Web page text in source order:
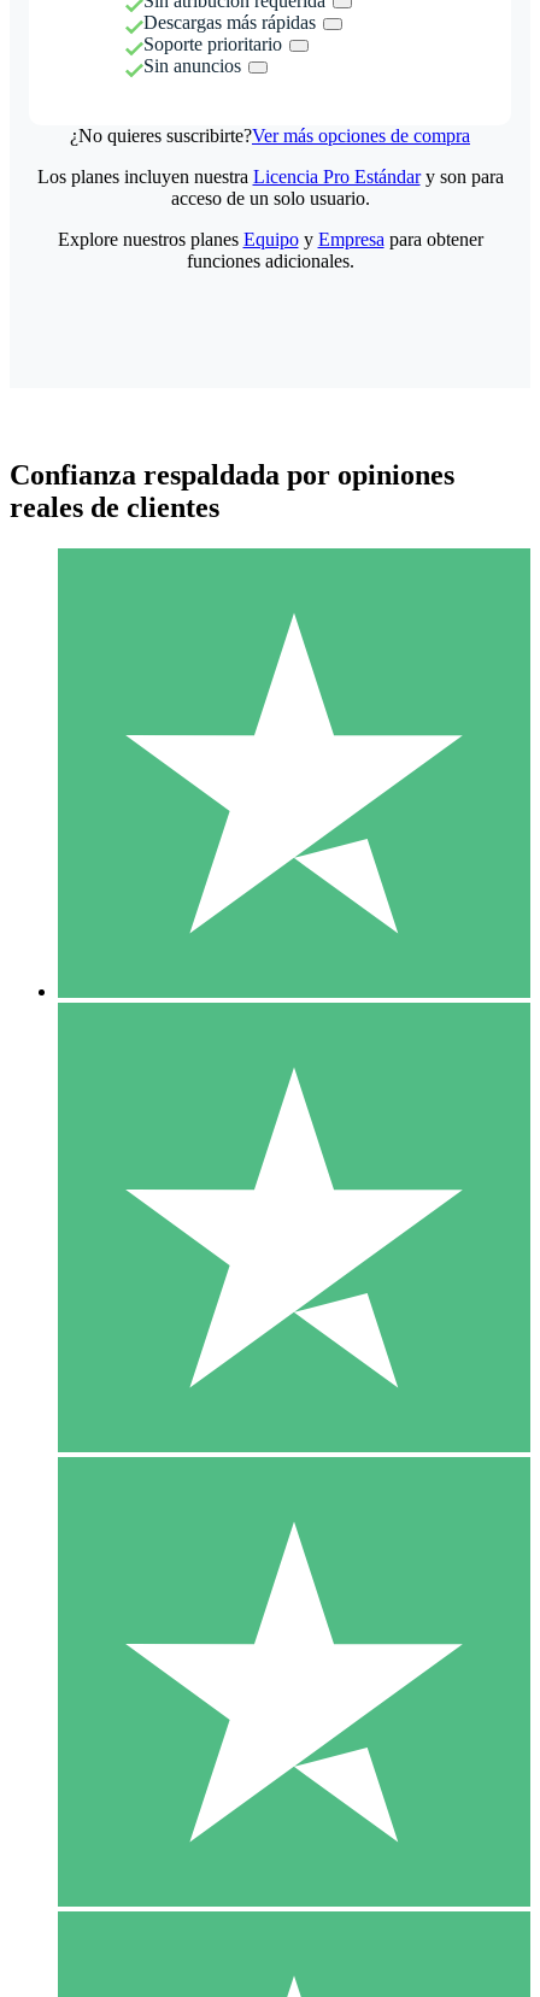
Descargas más rápidas
Soporte prioritario
Sin anuncios
¿No quieres suscribirte?Ver más opciones de compra
Paquetes de Créditos Individuales
Paga según el uso con créditos de descarga. Sin compromiso
10 00
10 Descargas
20 00
Los planes incluyen nuestra Licencia Pro Estándary son para
acceso de un solo usuario.
Explore nuestros planes Equipoy Empresa para obtener
funciones adicionales.
Confianza respaldada por opiniones
reales de clientes